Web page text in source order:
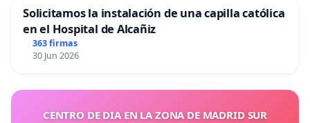
Solicitamos la instalación de una capilla católica
en el Hospital de Alcañiz
363 firmas
30 Jun 2026
CENTRO DE DIA EN LA ZONA DE MADRID SUR